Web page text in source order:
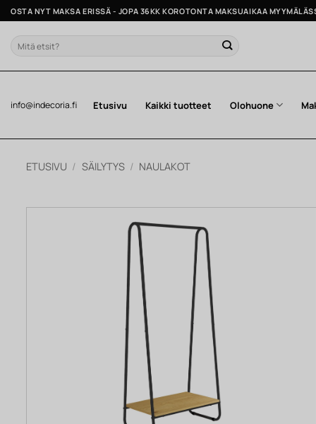
Skip
to
content
OSTA NYT MAKSA ERISSÄ - JOPA 36KK KOROTONTA MAKSUAIKAA
Etsi:
info@indecoria.fi Etusivu Kaikki tuotteet Olohuone
ETUSIVU / SÄILYTYS / NAULAKOT